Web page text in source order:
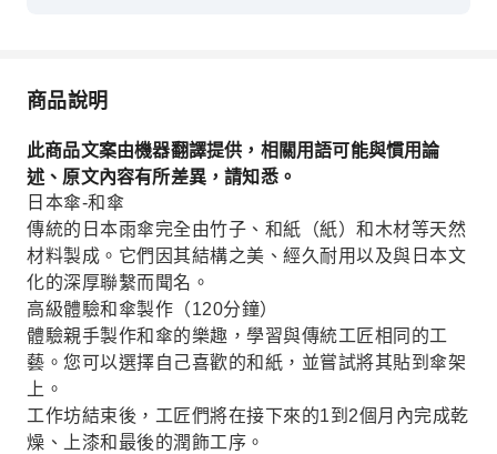
商品說明
此商品文案由機器翻譯提供，相關用語可能與慣用論
述、原文內容有所差異，請知悉。
日本傘-和傘
傳統的日本雨傘完全由竹子、和紙（紙）和木材等天然
材料製成。它們因其結構之美、經久耐用以及與日本文
化的深厚聯繫而聞名。
高級體驗和傘製作（120分鐘）
體驗親手製作和傘的樂趣，學習與傳統工匠相同的工
藝。您可以選擇自己喜歡的和紙，並嘗試將其貼到傘架
上。
工作坊結束後，工匠們將在接下來的1到2個月內完成乾
燥、上漆和最後的潤飾工序。